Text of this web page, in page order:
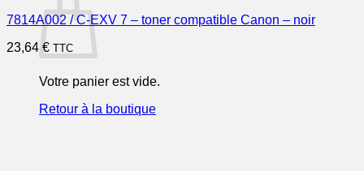
Votre panier est vide.
Retour à la boutique
7814A002 / C-EXV 7 – toner compatible Canon – noir
23,64 € TTC